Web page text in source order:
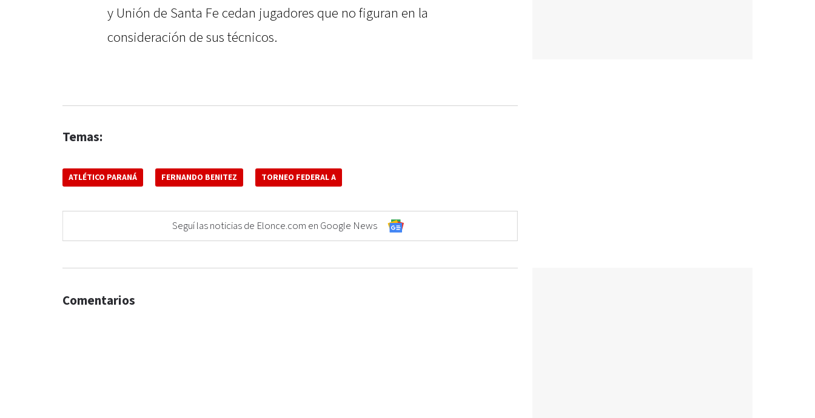
y Unión de Santa Fe cedan jugadores que no figuran en la
consideración de sus técnicos.
Temas:
ATLÉTICO PARANÁ FERNANDO BENITEZ TORNEO FEDERAL A
Seguí las noticias de Elonce.com en Google News
Comentarios